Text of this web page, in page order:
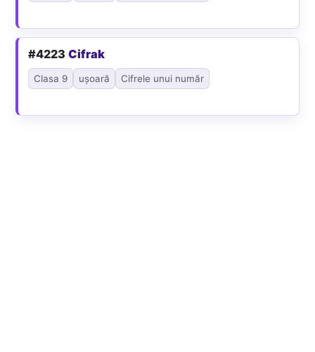
#4223Cifrak
Clasa 9 ușoară Cifrele unui număr